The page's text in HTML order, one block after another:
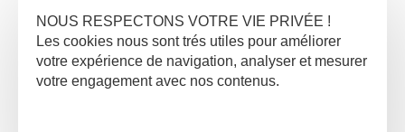
NOUS RESPECTONS VOTRE VIE PRIVÉE !
Les cookies nous sont trés utiles pour améliorer
votre expérience de navigation, analyser et mesurer
votre engagement avec nos contenus.